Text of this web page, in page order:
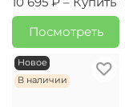
Посмотреть
Новое
В наличии